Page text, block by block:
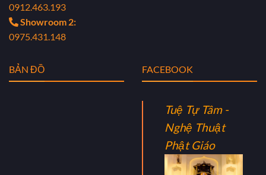
0912.463.193
Showroom 2:
0975.431.148
BẢN ĐỒ FACEBOOK
Tuệ Tự Tâm -
Nghệ Thuật
Phật Giáo